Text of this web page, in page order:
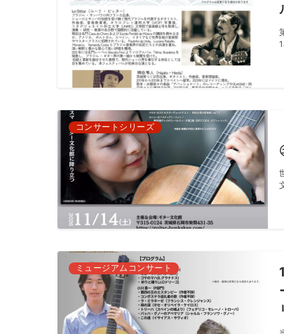
コンサートシリーズ
ミュージアムコンサート